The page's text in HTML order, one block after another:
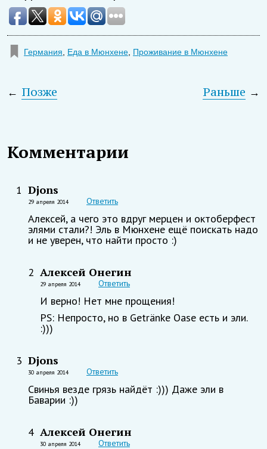
Германия, Еда в Мюнхене, Проживание в Мюнхене
← Позже →
Раньше
Комментарии
1 Djons
29 апреля 2014 Ответить
Алексей, а чего это вдруг мерцен и октоберфест
элями стали?! Эль в Мюнхене ещё поискать надо
и не уверен, что найти просто :)
2 Алексей Онегин
29 апреля 2014 Ответить
И верно! Нет мне прощения!
PS: Непросто, но в Getränke Oase есть и эли.
:)))
3 Djons
30 апреля 2014 Ответить
Свинья везде грязь найдёт :))) Даже эли в
Баварии :))
4 Алексей Онегин
30 апреля 2014 Ответить